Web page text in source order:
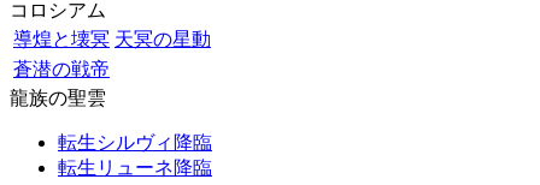
コロシアム
導煌と壊冥 天冥の星動
蒼潜の戦帝
龍族の聖雲
転生シルヴィ降臨
転生リューネ降臨